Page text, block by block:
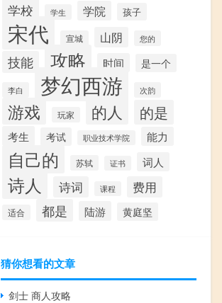
学校 学生 学院 孩子
宋代 宣城 山阴 您的
技能 攻略 时间 是一个
李白 梦幻西游 次韵
游戏 玩家 的人 的是
考生 考试 职业技术学院 能力
自己的 苏轼 证书 词人
诗人 诗词 课程 费用
适合 都是 陆游 黄庭坚
猜你想看的文章
剑士 商人攻略